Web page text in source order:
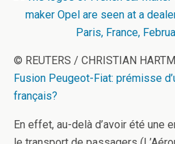
© REUTERS / CHRISTIAN
Fusion Peugeot-Fiat: prémisse
français?
En effet, au-delà d’avoir été une